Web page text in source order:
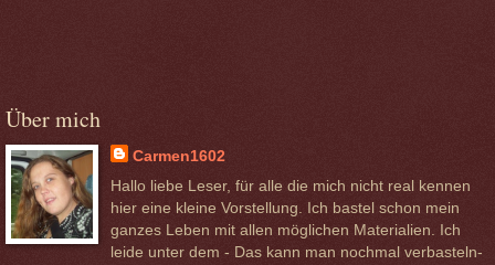
Über mich
Carmen1602
Hallo liebe Leser, für alle die mich nicht real kennen
hier eine kleine Vorstellung. Ich bastel schon mein
ganzes Leben mit allen möglichen Materialien. Ich
leide unter dem - Das kann man nochmal verbasteln-